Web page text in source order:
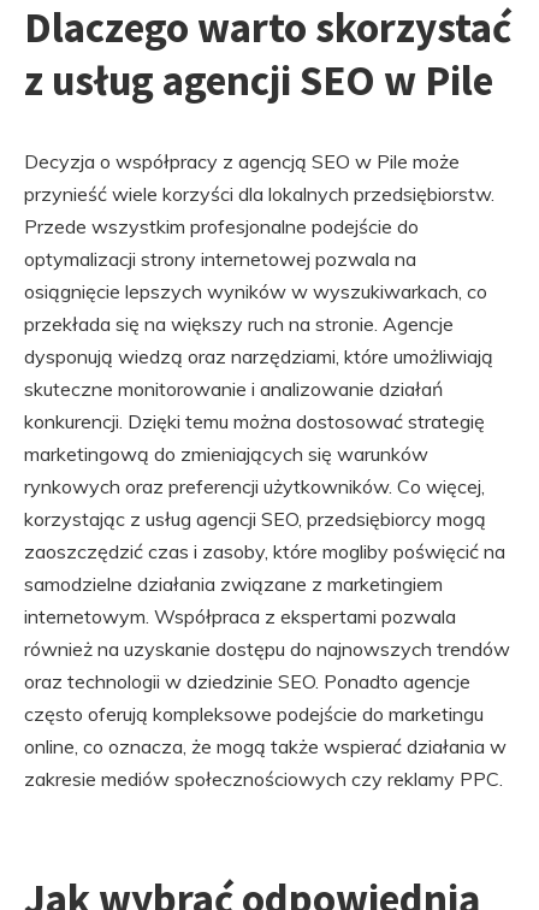
Dlaczego warto skorzystać
z usług agencji SEO w Pile
Decyzja o współpracy z agencją SEO w Pile może
przynieść wiele korzyści dla lokalnych przedsiębiorstw.
Przede wszystkim profesjonalne podejście do
optymalizacji strony internetowej pozwala na
osiągnięcie lepszych wyników w wyszukiwarkach, co
przekłada się na większy ruch na stronie. Agencje
dysponują wiedzą oraz narzędziami, które umożliwiają
skuteczne monitorowanie i analizowanie działań
konkurencji. Dzięki temu można dostosować strategię
marketingową do zmieniających się warunków
rynkowych oraz preferencji użytkowników. Co więcej,
korzystając z usług agencji SEO, przedsiębiorcy mogą
zaoszczędzić czas i zasoby, które mogliby poświęcić na
samodzielne działania związane z marketingiem
internetowym. Współpraca z ekspertami pozwala
również na uzyskanie dostępu do najnowszych trendów
oraz technologii w dziedzinie SEO. Ponadto agencje
często oferują kompleksowe podejście do marketingu
online, co oznacza, że mogą także wspierać działania w
zakresie mediów społecznościowych czy reklamy PPC.
Jak wybrać odpowiednią